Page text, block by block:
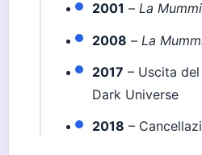
2001 –La
2008 – La
2017 – Uscita
Dark Universe
2018 –